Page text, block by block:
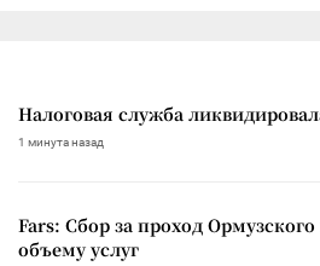
Налоговая служба
1 минута назад
Fars: Сбор за проход
объему услуг